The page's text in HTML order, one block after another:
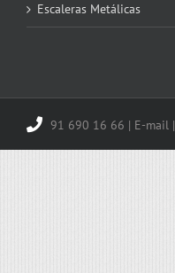
Escaleras Metálicas
91 690 16 66 | E-mail |